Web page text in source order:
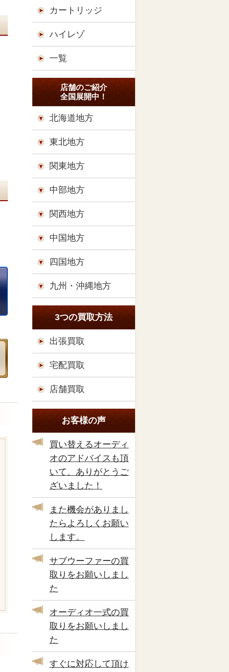
カートリッジ
ハイレゾ
一覧
店舗のご紹介
全国展開中！
北海道地方
東北地方
関東地方
中部地方
関西地方
中国地方
四国地方
九州・沖縄地方
3つの買取方法
出張買取
宅配買取
店舗買取
お客様の声
買い替えるオーディ
オのアドバイスも頂
いて、ありがとうご
ざいました！
また機会がありまし
たらよろしくお願い
します。
サブウーファーの買
取りをお願いしまし
た
オーディオ一式の買
取りをお願いしまし
た
すぐに対応して頂け